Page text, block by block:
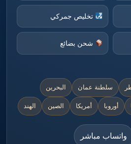
تخليص جمركي
شحن بضائع
سلطنة عمان البحرين
أوروبا أمريكا الصين الهند
واتساب مباشر